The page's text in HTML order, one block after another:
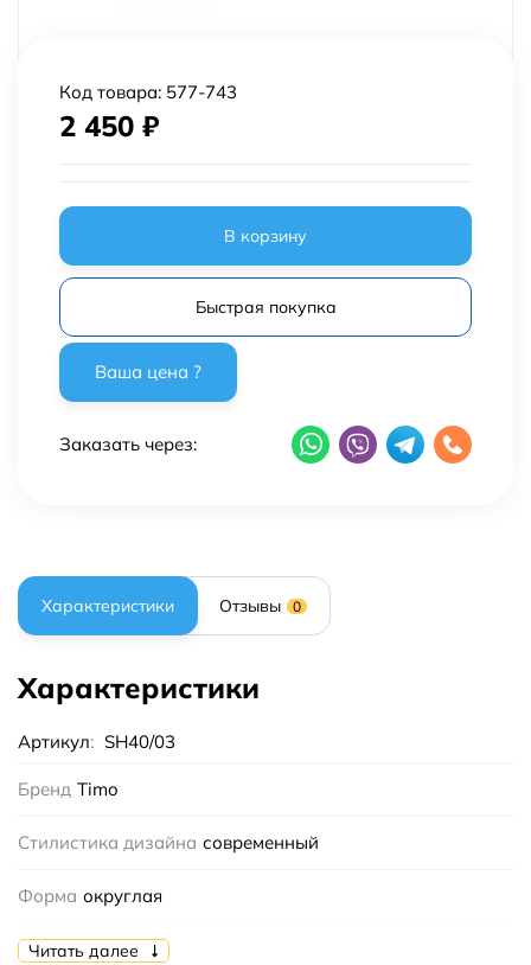
Код товара: 577-743
2 450 ₽
В корзину
Быстрая покупка
Заказать через:
Характеристики Отзывы 0
Характеристики
Артикул: SH40/03
Бренд Timo
Стилистика дизайна современный
Форма округлая
Длина шланга 150
Читать далее